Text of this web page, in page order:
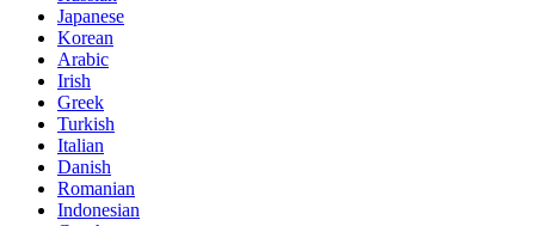
Japanese
Korean
Arabic
Irish
Greek
Turkish
Italian
Danish
Romanian
Indonesian